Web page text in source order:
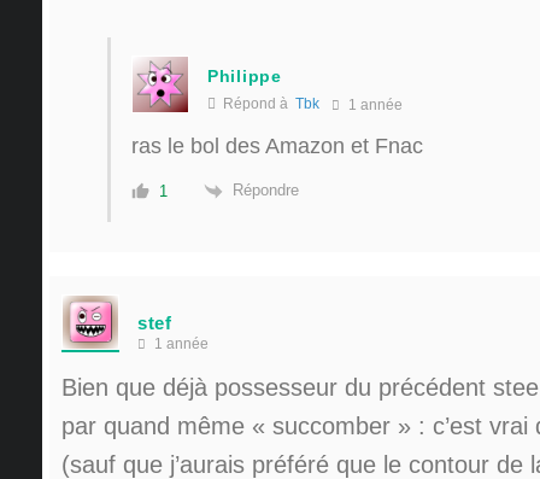
Philippe
Répond à Tbk 1 année
ras le bol des Amazon et Fnac
1 Répondre
stef
1 année
Bien que déjà possesseur du précédent
par quand même « succomber » : c’est vrai
(sauf que j’aurais préféré que le contour de